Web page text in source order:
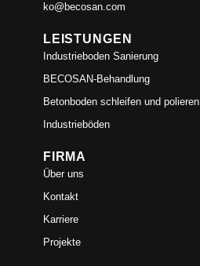
ko@becosan.com
LEISTUNGEN
Industrieboden Sanierung
BECOSAN-Behandlung
Betonboden schleifen und polieren
Industrieböden
FIRMA
Über uns
Kontakt
Karriere
Projekte